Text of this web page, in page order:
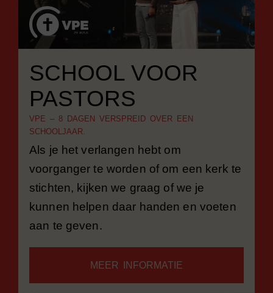
SCHOOL VOOR
PASTORS
VPE – 8 DAGEN VERSPREID OVER EEN
SCHOOLJAAR.
Als je het verlangen hebt om
voorganger te worden of om een kerk te
stichten, kijken we graag of we je
kunnen helpen daar handen en voeten
aan te geven.
MEER INFORMATIE